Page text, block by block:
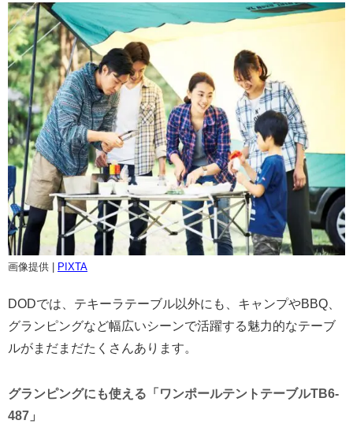
画像提供 | PIXTA
DODでは、テキーラテーブル以外にも、キャンプやBBQ、
グランピングなど幅広いシーンで活躍する魅力的なテーブ
ルがまだまだたくさんあります。
グランピングにも使える「ワンポールテントテーブルTB6-
487」